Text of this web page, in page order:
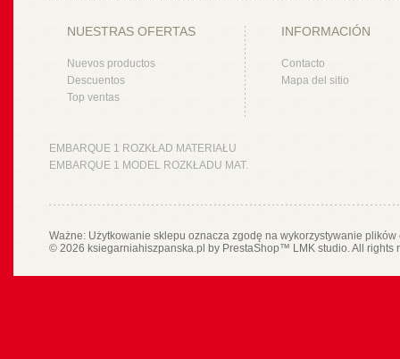
NUESTRAS OFERTAS
Nuevos productos
Descuentos
Top ventas
INFORMACIÓN
Contacto
Mapa del sitio
EMBARQUE 1 ROZKŁAD MATERIAŁU
EMBARQUE 1 MODEL ROZKŁADU MAT.
Ważne: Użytkowanie sklepu oznacza zgodę na wykorzystywanie
© 2026 ksiegarniahiszpanska.pl by PrestaShop™ LMK studio. All rights